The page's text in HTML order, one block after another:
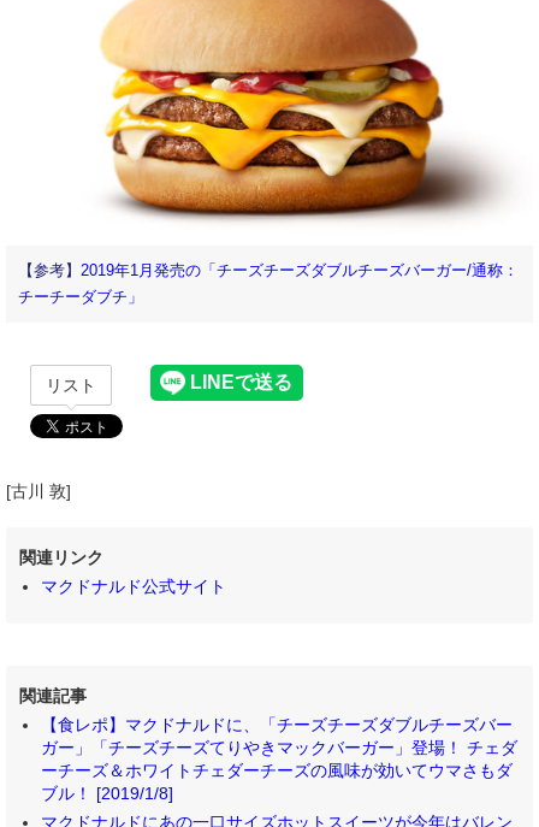
【参考】 2019年1月発売の「チーズチーズダブルチーズバーガー/通称：
チーチーダブチ」
リスト
[古川 敦]
関連リンク
マクドナルド公式サイト
関連記事
【食レポ】マクドナルドに、「チーズチーズダブルチーズバー
ガー」「チーズチーズてりやきマックバーガー」登場！ チェダ
ーチーズ＆ホワイトチェダーチーズの風味が効いてウマさもダ
ブル！ [2019/1/8]
マクドナルドにあの一口サイズホットスイーツが今年はバレン